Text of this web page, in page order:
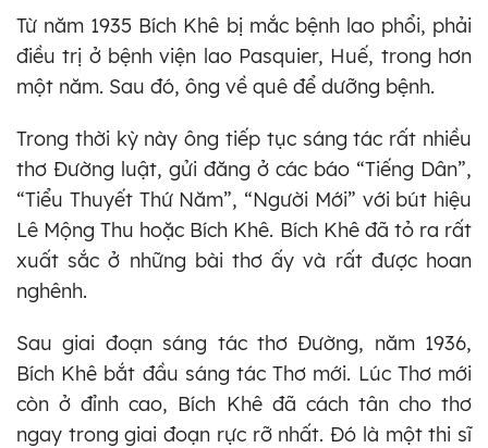
Từ năm 1935 Bích Khê bị mắc bệnh lao phổi, phải
điều trị ở bệnh viện lao Pasquier, Huế, trong hơn
một năm. Sau đó, ông về quê để dưỡng bệnh.
Trong thời kỳ này ông tiếp tục sáng tác rất nhiều
thơ Đường luật, gửi đăng ở các báo “Tiếng Dân”,
“Tiểu Thuyết Thứ Năm”, “Người Mới” với bút hiệu
Lê Mộng Thu hoặc Bích Khê. Bích Khê đã tỏ ra rất
xuất sắc ở những bài thơ ấy và rất được hoan
nghênh.
Sau giai đoạn sáng tác thơ Đường, năm 1936,
Bích Khê bắt đầu sáng tác Thơ mới. Lúc Thơ mới
còn ở đỉnh cao, Bích Khê đã cách tân cho thơ
ngay trong giai đoạn rực rỡ nhất. Đó là một thi sĩ